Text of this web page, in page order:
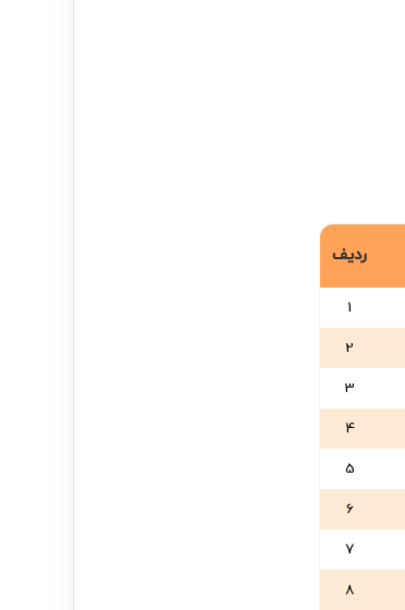
ردیف
1
2
3
4
5
6
7
8